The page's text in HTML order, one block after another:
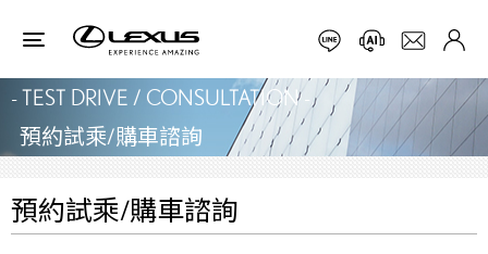
- TEST DRIVE / CONSULTATION -
預約試乘/購車諮詢
預約試乘/購車諮詢